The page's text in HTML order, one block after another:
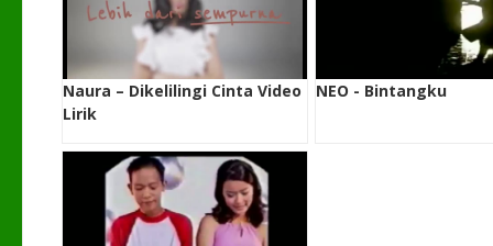
Naura – Dikelilingi Cinta Video
Lirik
NEO - Bintangku